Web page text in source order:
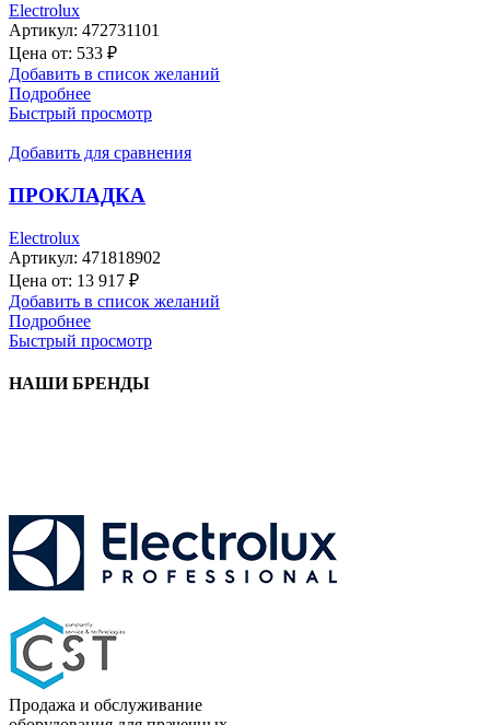
Electrolux
Артикул: 472731101
Цена от: 533 ₽
Добавить в список желаний
Подробнее
Быстрый просмотр
Добавить для сравнения
ПРОКЛАДКА
Electrolux
Артикул: 471818902
Цена от: 13 917 ₽
Добавить в список желаний
Подробнее
Быстрый просмотр
НАШИ БРЕНДЫ
Продажа и обслуживание